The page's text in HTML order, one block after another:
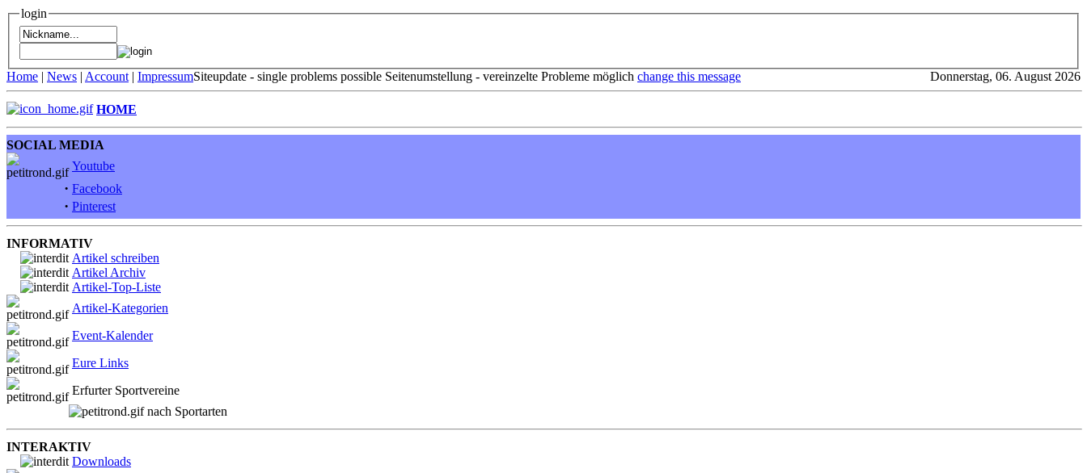
login
Home | News | Account | Impressum Donnerstag, 06. August 2026
Siteupdate - single problems possible Seitenumstellung - vereinzelte Probleme möglich change this message
HOME
SOCIAL MEDIA
Youtube
· Facebook
· Pinterest
INFORMATIV
Artikel schreiben
Artikel Archiv
Artikel-Top-Liste
Artikel-Kategorien
Event-Kalender
Eure Links
Erfurter Sportvereine
nach Sportarten
INTERAKTIV
Downloads